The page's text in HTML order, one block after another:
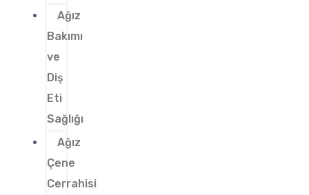
Ağız
Bakımı
ve
Diş
Eti
Sağlığı
Ağız
Çene
Cerrahisi